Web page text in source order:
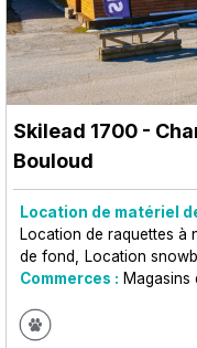
Skilead 1700 -
Bouloud
Location de matériel
Location de raquettes à
de fond
Location
Commerces : Magasins